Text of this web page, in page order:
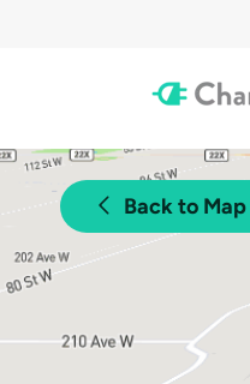
Back to Map